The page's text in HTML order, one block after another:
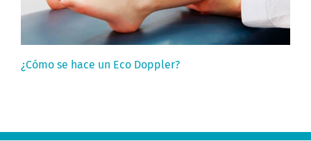
¿Cómo se hace un Eco Doppler?